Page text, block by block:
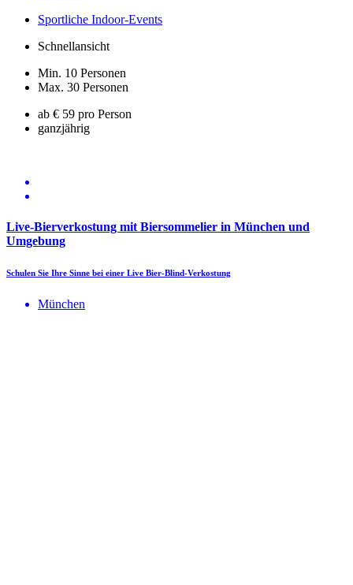
Sportliche Indoor-Events
Schnellansicht
Min. 10 Personen
Max. 30 Personen
ab € 59 pro Person
ganzjährig
Live-Bierverkostung mit Biersommelier in München und
Umgebung
Schulen Sie Ihre Sinne bei einer Live Bier-Blind-Verkostung
München